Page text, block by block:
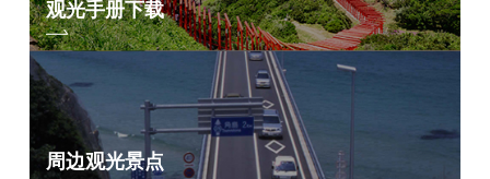
观光手册下载
周边观光景点